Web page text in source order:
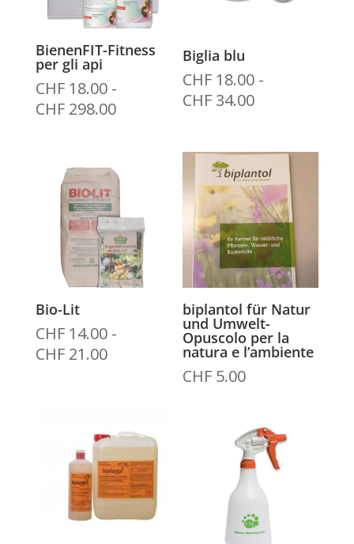
BienenFIT-Fitness
per gli api
CHF18.00 -
CHF298.00Fascia
da
CHF 18.00
a
CHF 298.00
Biglia blu
CHF 18.00 -
CHF 34.00Fascia
da
CHF 18.00
a
CHF 34.00
Bio-Lit
CHF14.00 -
CHF21.00Fascia
CHF 14.00
a
CHF 21.00
biplantol für Natur
und Umwelt-
Opuscolo per la
natura e l’ambiente
CHF 5.00